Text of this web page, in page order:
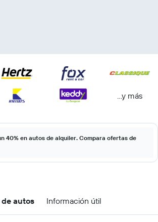
...y más
40% en autos de alquiler. Compara ofertas de
autos Información útil